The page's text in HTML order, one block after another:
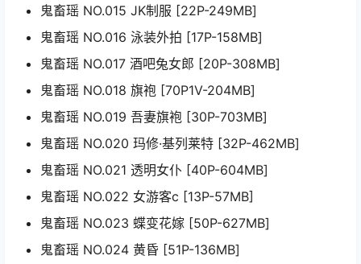
鬼畜瑶 NO.015 JK制服 [22P-249MB]
鬼畜瑶 NO.016 泳装外拍 [17P-158MB]
鬼畜瑶 NO.017 酒吧兔女郎 [20P-308MB]
鬼畜瑶 NO.018 旗袍 [70P1V-204MB]
鬼畜瑶 NO.019 吾妻旗袍 [30P-703MB]
鬼畜瑶 NO.020 玛修·基列莱特 [32P-462MB]
鬼畜瑶 NO.021 透明女仆 [40P-604MB]
鬼畜瑶 NO.022 女游客c [13P-57MB]
鬼畜瑶 NO.023 蝶变花嫁 [50P-627MB]
鬼畜瑶 NO.024 黄昏 [51P-136MB]